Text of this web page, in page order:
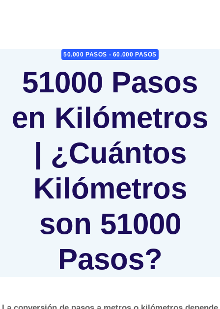
50.000 PASOS - 60.000 PASOS
51000 Pasos
en Kilómetros
| ¿Cuántos
Kilómetros
son 51000
Pasos?